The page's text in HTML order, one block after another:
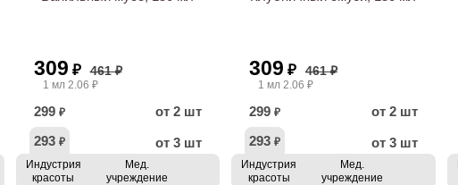
309 ₽ 461 ₽
1 мл 2.06 ₽
299 ₽
от 2 шт
293 ₽ от 3 шт
Индустрия
красоты
Мед.
учреждение
309 ₽ 461 ₽
1 мл 2.06 ₽
299 ₽
от 2 шт
293 ₽ от 3 шт
Индустрия
красоты
Мед.
учреждение